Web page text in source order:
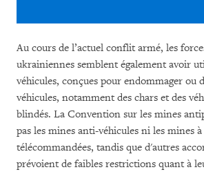
Au cours de l’actuel conflit armé, les
ukrainiennes semblent également avoir
véhicules, conçues pour endommager ou
véhicules, notamment des chars et des
blindés. La Convention sur les mines
pas les mines anti-véhicules ni les mines
télécommandées, tandis que d'autres
prévoient de faibles restrictions quant à